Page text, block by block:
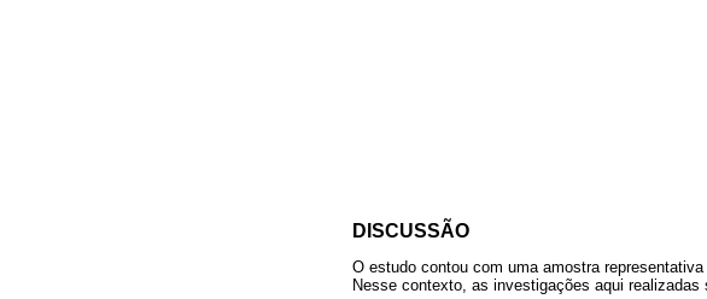
DISCUSSÃO
O estudo contou com uma amostra
Nesse contexto, as investigações aqui